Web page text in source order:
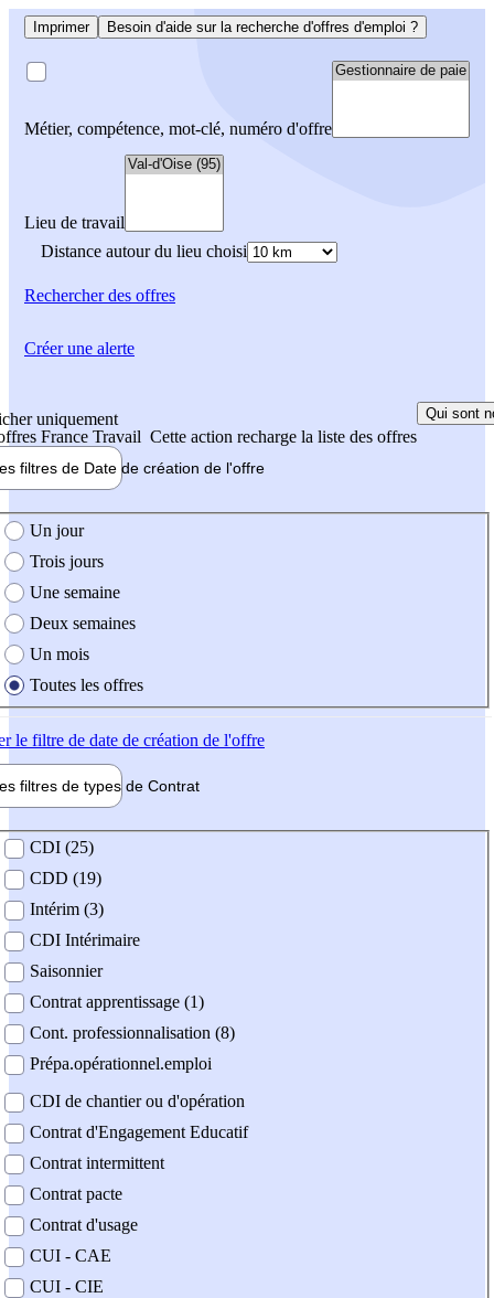
Imprimer Besoin d'aide sur la recherche d'offres d'emploi ?
Métier, compétence, mot-clé, numéro d'offre
Lieu de travail
Distance autour du lieu choisi
Rechercherdes offres
uniquement
France Travail Cette action recharge la liste des offres
Qui sont
filtres de Date de création de l'offre
création de l'offre
Un jour
Trois jours
Une semaine
Deux semaines
Un mois
Toutes les offres
le filtre de date de création de l'offre
filtres de types de Contrat
contrat
CDI (25)
CDD (19)
Intérim (3)
CDI Intérimaire
Saisonnier
Contrat apprentissage (1)
Cont. professionnalisation (8)
Prépa.opérationnel.emploi
CDI de chantier ou d'opération
Contrat d'Engagement Educatif
Contrat intermittent
Contrat pacte
Contrat d'usage
CUI - CAE
CUI - CIE
Créer une alerte